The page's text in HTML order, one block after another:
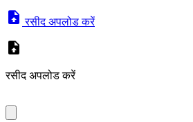
रसीद अपलोड करें
रसीद अपलोड करें